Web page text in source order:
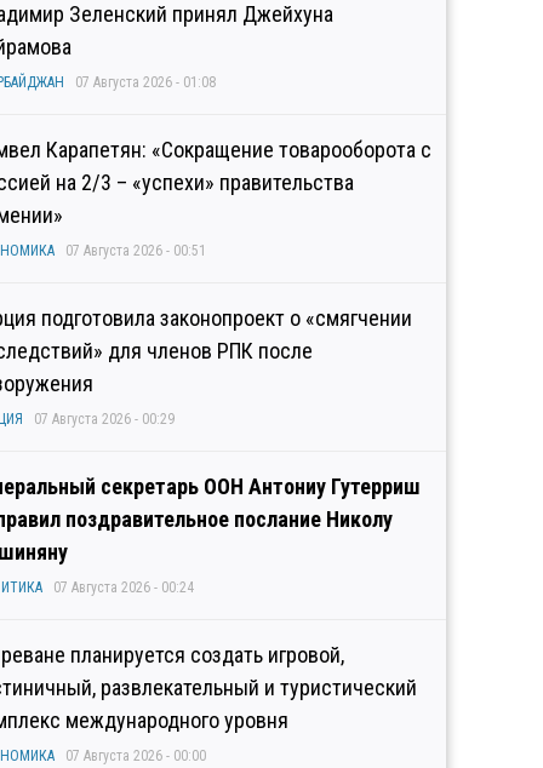
Зеленский принял Джейхуна
07 Августа 2026 - 01:08
Карапетян: «Сокращение товарооборота с
на 2/3 – «успехи» правительства
07 Августа 2026 - 00:51
подготовила законопроект о «смягчении
для членов РПК после
07 Августа 2026 - 00:29
секретарь ООН Антониу Гутерриш
поздравительное послание Николу
07 Августа 2026 - 00:24
планируется создать игровой,
развлекательный и туристический
международного уровня
07 Августа 2026 - 00:00